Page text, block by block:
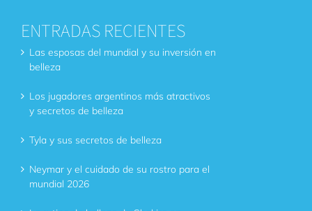
ENTRADAS RECIENTES
Las esposas del mundial y su inversión en
belleza
Los jugadores argentinos más atractivos
y secretos de belleza
Tyla y sus secretos de belleza
Neymar y el cuidado de su rostro para el
mundial 2026